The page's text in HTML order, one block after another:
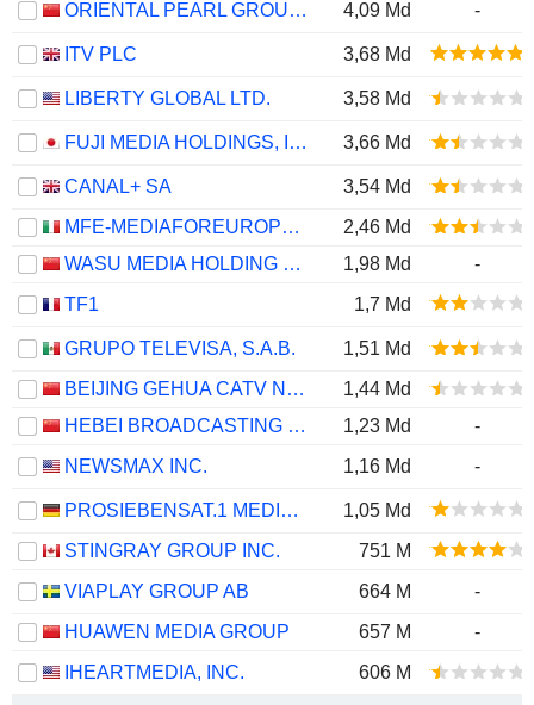
ORIENTAL PEARL GROUP CO.,LTD. 4,09 Md -
ITV PLC 3,68 Md
LIBERTY GLOBAL LTD. 3,58 Md
FUJI MEDIA HOLDINGS, INC. 3,66 Md
CANAL+ SA
3,54 Md
MFE-MEDIAFOREUROPE N.V.
2,46 Md
WASU MEDIA HOLDING CO.,LTD
1,98 Md
-
TF1
1,7 Md
GRUPO TELEVISA, S.A.B.
1,51 Md
BEIJING GEHUA CATV NETWORK CO.,LTD.
1,44 Md
HEBEI BROADCASTING WIRELESS MEDIA CO., LTD.
1,23 Md
-
NEWSMAX INC.
1,16 Md -
PROSIEBENSAT.1 MEDIA SE
1,05 Md
STINGRAY GROUP INC.
751 M
VIAPLAY GROUP AB
664 M
-
HUAWEN MEDIA GROUP
657 M
-
IHEARTMEDIA, INC.
606 M